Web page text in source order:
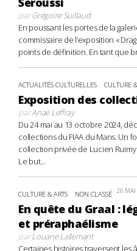
parGrégoire Suillaud
En poussant les portes de la
commissaire de l’exposition «
points de définition. En tant que
ACTUALITÉS CULTURELLES CULTURE
Exposition des
parAnaë Leffray
Du 24 mai au 13 octobre 2024,
collections du FIAA du Mans. Un
collection privée de Lucien
Le but...
CULTURE & ARTS NON CLASSÉ 26
En quête du Graal :
et préraphaélisme
parLouane Lallemant
Certaines histoires traversent les